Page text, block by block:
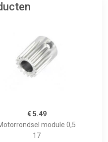
€ 5.49
module 0,5
17